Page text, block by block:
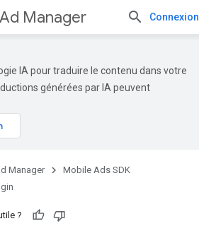
Ad Manager Connexion
IA pour traduire le contenu dans votre
générées par IA peuvent
Manager
Mobile Ads SDK
?